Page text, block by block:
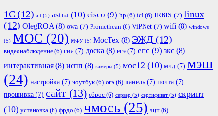
1С (12) alt (5) astra (10) cisco (9) hp (6) icl (6) IRBIS (7) linux
(12) OlegROA (8) owa (7) Promethean (6) ViPNet (7) wifi (8) windows
(5) МОС (20) МФУ (5) МосТех (8) ЭЖД (12)
видеонаблюдение (6) гиа (7) доска (8) егэ (7) епс (9) зкс (8)
интерактивная (8) испп (8) камеры (5) мос12 (10) мчд (7) мэш
(24) настройка (7) ноутбук(6) огэ (6) панель (7) почта (7)
прошивка (7) сайт (13) сброс (6) сервер (5) сертификат (5) скрипт
(10) установка (6) фрдо (6) чмось (25) эцп (6)